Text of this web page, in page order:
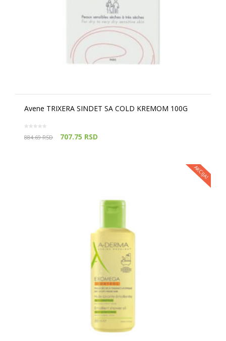
Avene TRIXERA SINDET SA COLD KREMOM 100G
884.69RSD 707.75 RSD
AKCIJA!